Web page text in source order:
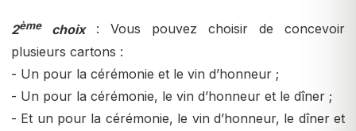
2èmechoix: Vous pouvez choisir de concevoir
plusieurs cartons :
- Un pour la cérémonie et le vin d’honneur ;
- Un pour la cérémonie, le vin d’honneur et le dîner ;
- Et un pour la cérémonie, le vin d’honneur, le dîner et